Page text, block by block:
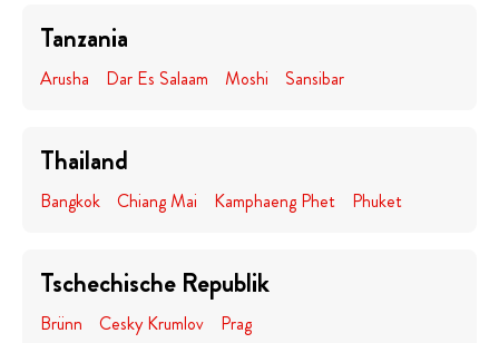
Tanzania
Arusha Dar Es Salaam Moshi Sansibar
Thailand
Bangkok Chiang Mai Kamphaeng Phet Phuket
Tschechische Republik
Brünn Cesky Krumlov Prag